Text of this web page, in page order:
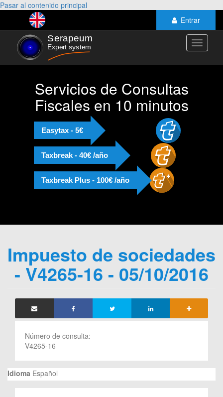
Pasar al contenido principal
Entrar
Toggle
Servicios de Consultas
Fiscales en 10 minutos
Easytax - 5€
Taxbreak - 40€ /año
Taxbreak Plus - 100€ /año
Impuesto de sociedades
- V4265-16 - 05/10/2016
Número de consulta:
V4265-16
Idioma Español